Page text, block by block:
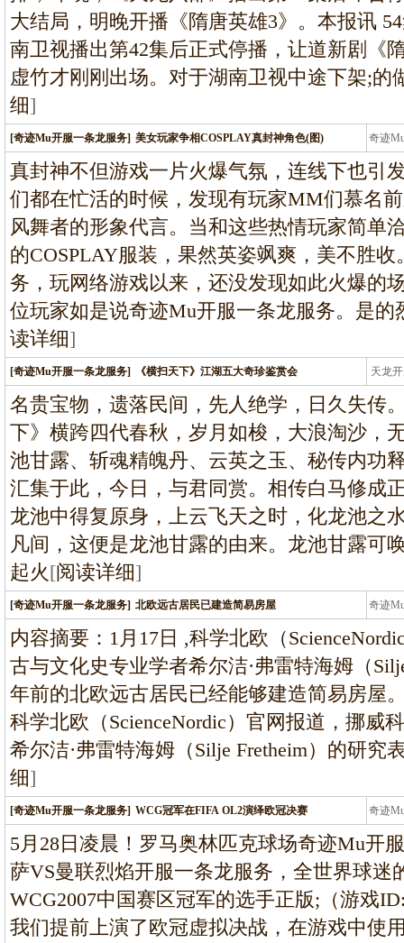
大结局，明晚开播《隋唐英雄3》。本报讯
南卫视播出第42集后正式停播，让道新剧《
虚竹才刚刚出场。对于湖南卫视中途下架;的
细]
[奇迹Mu开服一条龙服务] 美女玩家争相COSPLAY真封神角色(图) 奇迹
条
真封神不但游戏一片火爆气氛，连线下也引
们都在忙活的时候，发现有玩家MM们慕名
风舞者的形象代言。当和这些热情玩家简单
的COSPLAY服装，果然英姿飒爽，美不胜
务，玩网络游戏以来，还没发现如此火爆的
位玩家如是说奇迹Mu开服一条龙服务。是
读详细]
[奇迹Mu开服一条龙服务] 《横扫天下》江湖五大奇珍鉴赏会 天龙
名贵宝物，遗落民间，先人绝学，日久失传
下》横跨四代春秋，岁月如梭，大浪淘沙，
池甘露、斩魂精魄丹、云英之玉、秘传内功
汇集于此，今日，与君同赏。相传白马修成
龙池中得复原身，上云飞天之时，化龙池之
凡间，这便是龙池甘露的由来。龙池甘露可
起火[阅读详细]
[奇迹Mu开服一条龙服务] 北欧远古居民已建造简易房屋 奇迹
条
内容摘要：1月17日 ,科学北欧（
古与文化史专业学者希尔洁·弗雷特海姆（
年前的北欧远古居民已经能够建造简易房屋
科学北欧（ScienceNordic）官网报道，挪威
希尔洁·弗雷特海姆（Silje Fretheim）的研究
细]
[奇迹Mu开服一条龙服务] WCG冠军在FIFA OL2演绎欧冠决赛 奇迹
条
5月28日凌晨！罗马奥林匹克球场奇迹Mu开
萨VS曼联烈焰开服一条龙服务，全世界球迷
WCG2007中国赛区冠军的选手正版;（游戏
我们提前上演了欧冠虚拟决战，在游戏中使